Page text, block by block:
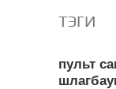
ТЭГИ
пульт